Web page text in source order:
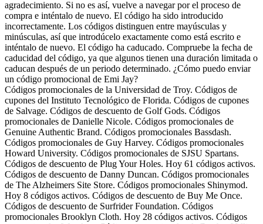
agradecimiento. Si no es así, vuelve a navegar por el proceso de
compra e inténtalo de nuevo. El código ha sido introducido
incorrectamente. Los códigos distinguen entre mayúsculas y
minúsculas, así que introdúcelo exactamente como está escrito e
inténtalo de nuevo. El código ha caducado. Compruebe la fecha de
caducidad del código, ya que algunos tienen una duración limitada o
caducan después de un periodo determinado. ¿Cómo puedo enviar
un código promocional de Emi Jay?
Códigos promocionales de la Universidad de Troy. Códigos de
cupones del Instituto Tecnológico de Florida. Códigos de cupones
de Salvage. Códigos de descuento de Golf Gods. Códigos
promocionales de Danielle Nicole. Códigos promocionales de
Genuine Authentic Brand. Códigos promocionales Bassdash.
Códigos promocionales de Guy Harvey. Códigos promocionales
Howard University. Códigos promocionales de SJSU Spartans.
Códigos de descuento de Plug Your Holes. Hoy 61 códigos activos.
Códigos de descuento de Danny Duncan. Códigos promocionales
de The Alzheimers Site Store. Códigos promocionales Shinymod.
Hoy 8 códigos activos. Códigos de descuento de Buy Me Once.
Códigos de descuento de Surfrider Foundation. Códigos
promocionales Brooklyn Cloth. Hoy 28 códigos activos. Códigos